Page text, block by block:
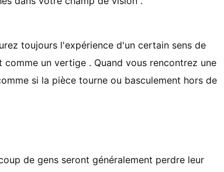
toujours l'expérience d'un certain sens de
un vertige . Quand vous rencontrez une
si la pièce tourne ou basculement hors de
de gens seront généralement perdre leur